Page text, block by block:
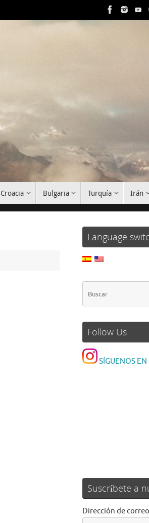
Croacia Bulgaria Turquía Irán
Language
Follow Us
SÍGUENOS
Suscríbete a
Dirección de